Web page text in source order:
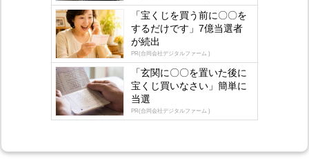
gly
「宝くじを買う前に〇〇を
するだけです」7億当選者
が続出
PR(合同会社デジタルファーム )
「玄関に〇〇を置いた後に
宝くじ買いなさい」簡単に
当選
PR(合同会社デジタルファーム )